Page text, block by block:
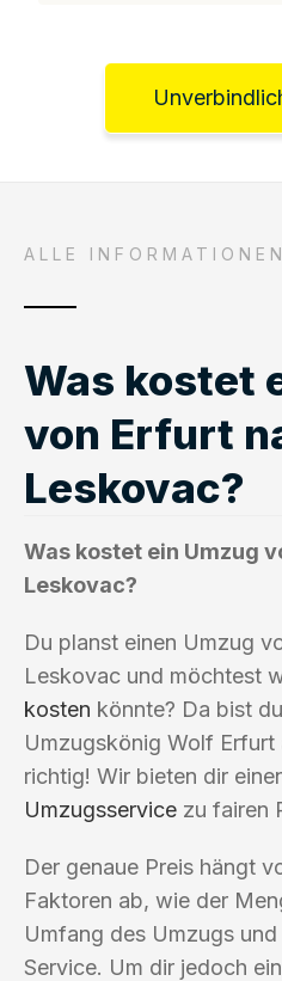
ALLE
Was kostet
von Erfurt
Leskovac?
Was kostet ein Umzug
Leskovac?
Du planst einen Umzug
Leskovac und möchtest
kosten könnte? Da bist
Umzugskönig Wolf Erfurt
richtig! Wir bieten dir
Umzugsservice zu fairen
Der genaue Preis hängt
Faktoren ab, wie der
Umfang des Umzugs
Service. Um dir jedoch